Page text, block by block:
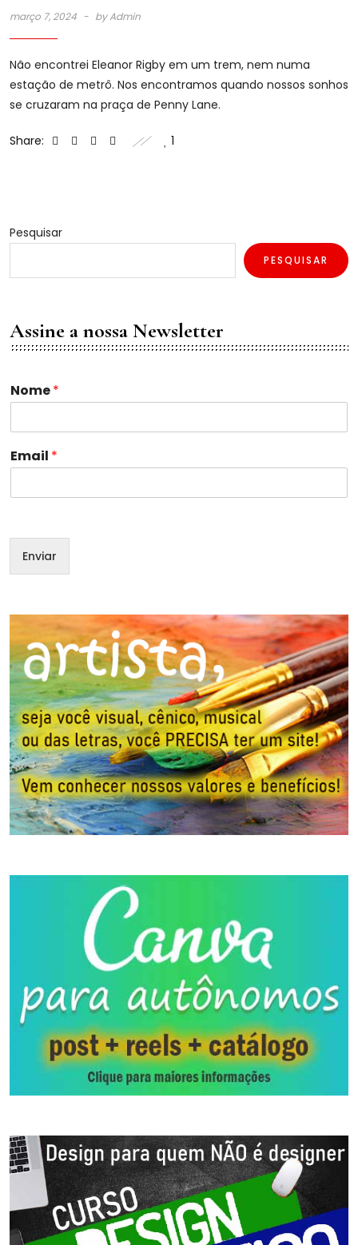
março 7, 2024 byAdmin
Não encontrei Eleanor Rigby em um trem, nem numa
estação de metrô. Nos encontramos quando nossos sonhos
se cruzaram na praça de Penny Lane.
Share: 1
Pesquisar
PESQUISAR
Assine a nossa Newsletter
N
o
e
N
m
Nome*
Email *
Enviar